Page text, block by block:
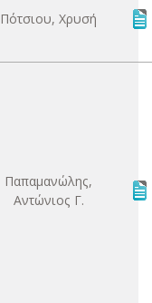
Πότσιου, Χρυσή
Παπαμανώλης,
Αντώνιος Γ.